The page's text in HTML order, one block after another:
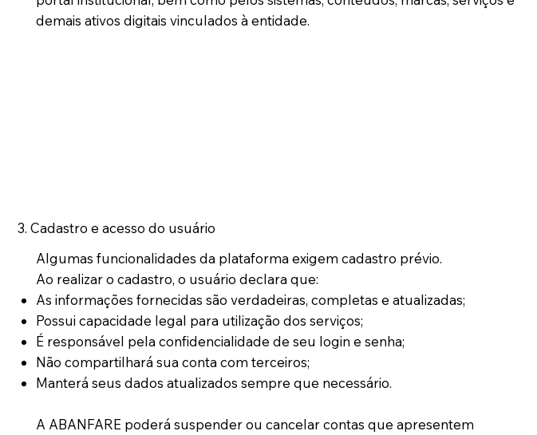
demais ativos digitais vinculados à entidade.
3. Cadastro e acesso do usuário
Algumas funcionalidades da plataforma exigem cadastro prévio.
Ao realizar o cadastro, o usuário declara que:
As informações fornecidas são verdadeiras, completas e atualizadas;
Possui capacidade legal para utilização dos serviços;
É responsável pela confidencialidade de seu login e senha;
Não compartilhará sua conta com terceiros;
Manterá seus dados atualizados sempre que necessário.
A ABANFARE poderá suspender ou cancelar contas que apresentem